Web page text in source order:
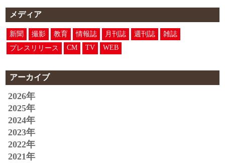
メディア
新聞 撮影 教育 情報誌 月刊誌 週刊誌
雑誌
プレスリリース
CM TV WEB
アーカイブ
2026年
2025年
2024年
2023年
2022年
2021年